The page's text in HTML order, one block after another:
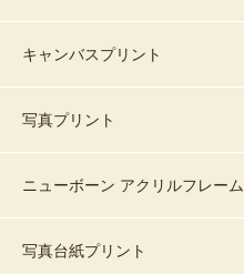
キャンバスプリント
写真プリント
ニューボーン アクリルフレーム
写真台紙プリント